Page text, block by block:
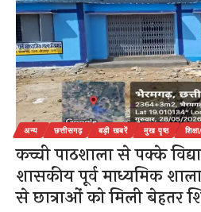
अन्य छत्तीसगढ़ बड़ी खबरें मुख पृष्ठ
कच्ची पाठशाला से पक्के
शासकीय पूर्व माध्यमिक
से छात्राओं को मिली बेहतर